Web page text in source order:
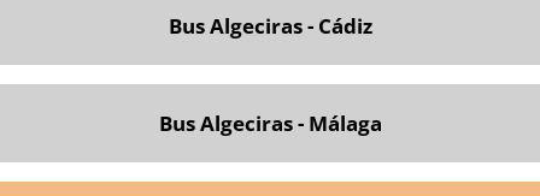
Bus Algeciras - Cádiz
Bus Algeciras - Málaga